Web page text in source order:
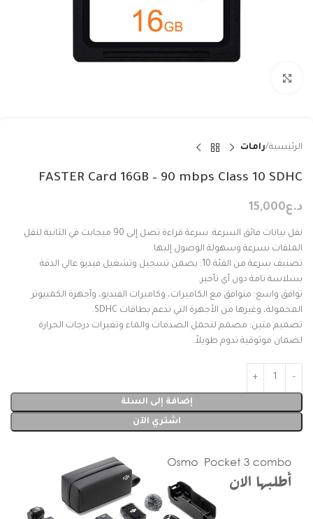
الرئيسية رامات
FASTER Card 16GB – 90 mbps Class 10 SDHC
د.ع15,000
نقل بيانات فائق السرعة: سرعة قراءة تصل إلى 90 ميجابت في الثانية لنقل
الملفات بسرعة وسهولة الوصول إليها.
تصنيف سرعة من الفئة 10: يضمن تسجيل وتشغيل فيديو عالي الدقة
بسلاسة تامة دون أي تأخير.
توافق واسع: متوافق مع الكاميرات، وكاميرات الفيديو، وأجهزة الكمبيوتر
المحمولة، وغيرها من الأجهزة التي تدعم بطاقات SDHC.
تصميم متين: مصمم لتحمل الصدمات والماء وتغيرات درجات الحرارة
لضمان موثوقية تدوم طويلاً.
إضافة إلى السلة
اشتري الآن